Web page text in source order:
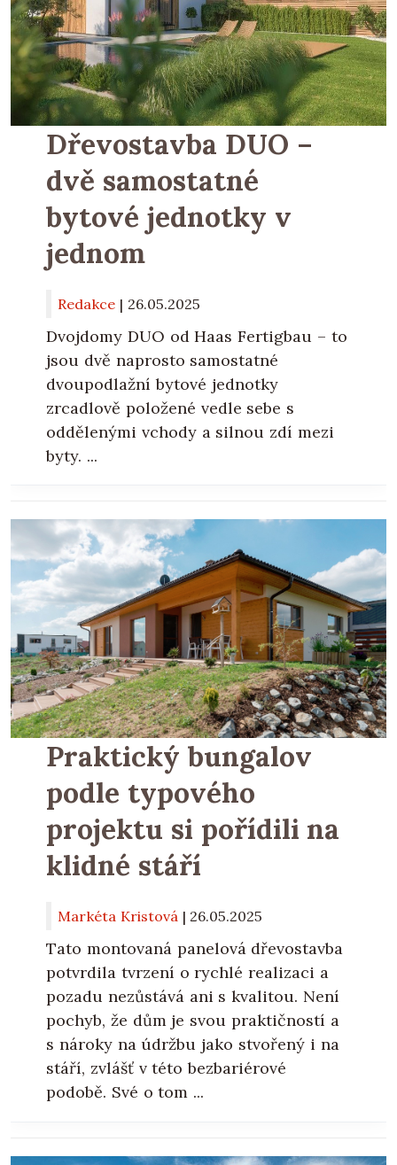
Dřevostavba DUO –
dvě samostatné
bytové jednotky v
jednom
Redakce | 26.05.2025
Dvojdomy DUO od Haas Fertigbau – to
jsou dvě naprosto samostatné
dvoupodlažní bytové jednotky
zrcadlově položené vedle sebe s
oddělenými vchody a silnou zdí mezi
byty. ...
Praktický bungalov
podle typového
projektu si pořídili na
klidné stáří
Markéta Kristová | 26.05.2025
Tato montovaná panelová dřevostavba
potvrdila tvrzení o rychlé realizaci a
pozadu nezůstává ani s kvalitou. Není
pochyb, že dům je svou praktičností a
s nároky na údržbu jako stvořený i na
stáří, zvlášť v této bezbariérové
podobě. Své o tom ...